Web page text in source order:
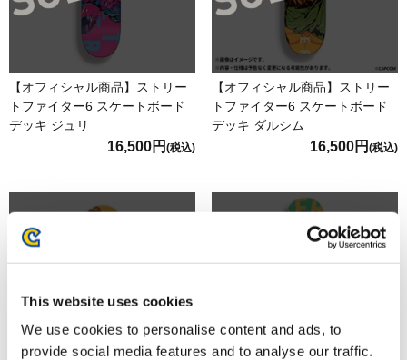
This website uses cookies
We use cookies to personalise content and ads, to
provide social media features and to analyse our traffic.
【オフィシャル商品】ストリー
トファイター6 スケートボード
デッキ ジュリ
16,500円 (税込)
【オフィシャル商品】ストリー
トファイター6 スケートボード
デッキ ダルシム
16,500円 (税込)